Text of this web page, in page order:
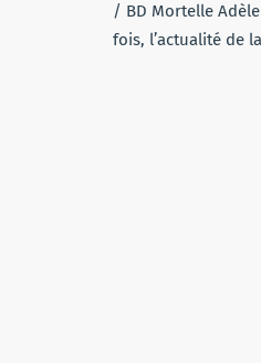
/ BD Mortelle
fois, l’actualité de